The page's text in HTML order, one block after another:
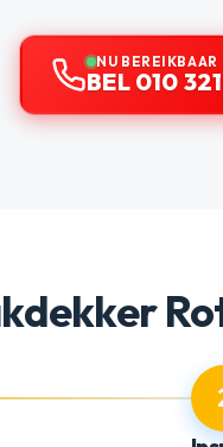
NU BEREIKBAAR
BEL 010